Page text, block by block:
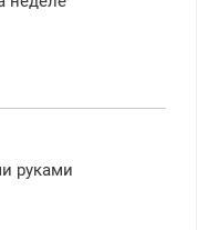
руками